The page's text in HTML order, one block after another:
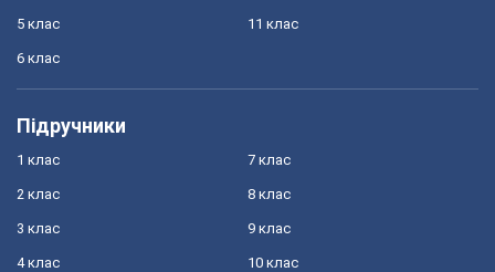
5 клас
6 клас
11 клас
Підручники
1 клас
2 клас
3 клас
4 клас
7 клас
8 клас
9 клас
10 клас